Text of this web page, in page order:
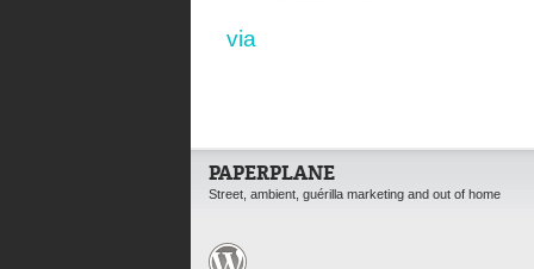
via
PAPERPLANE
Street, ambient, guérilla marketing and out of home